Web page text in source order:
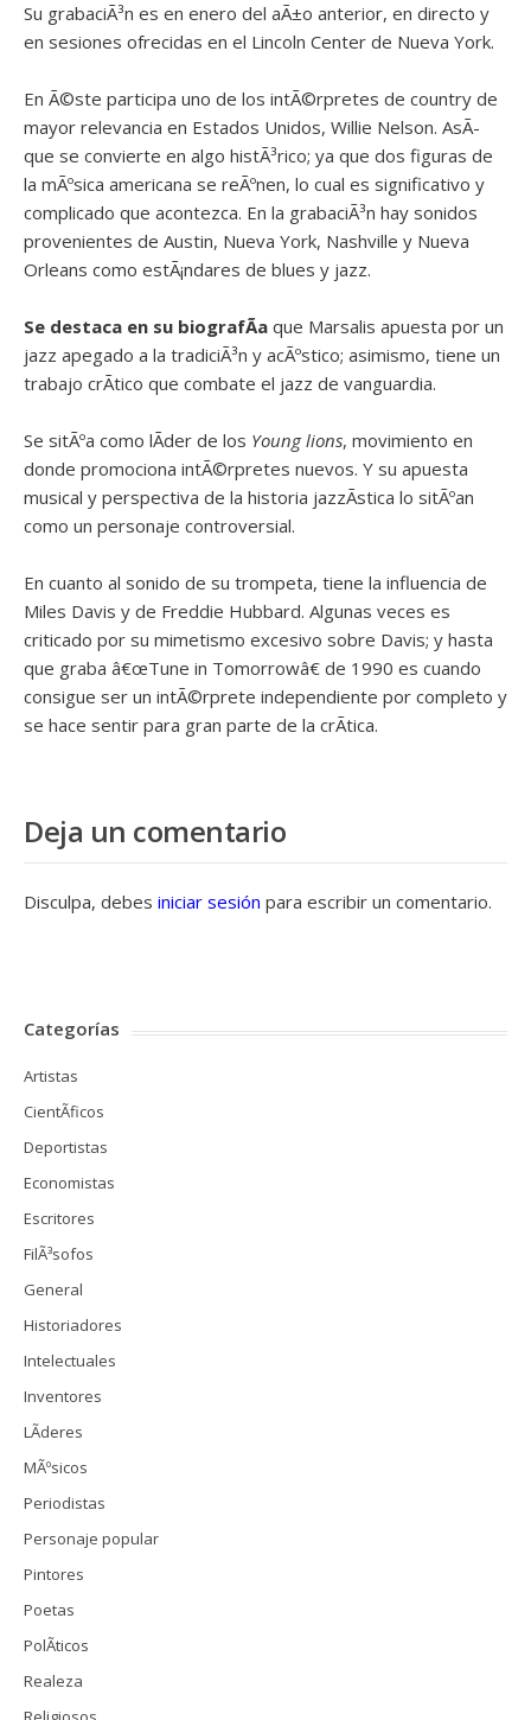
Su grabaciÃ³n es en enero del aÃ±o anterior, en directo y
en sesiones ofrecidas en el Lincoln Center de Nueva York.
En Ã©ste participa uno de los intÃ©rpretes de country de
mayor relevancia en Estados Unidos, Willie Nelson. AsÃ­
que se convierte en algo histÃ³rico; ya que dos figuras de
la mÃºsica americana se reÃºnen, lo cual es significativo y
complicado que acontezca. En la grabaciÃ³n hay sonidos
provenientes de Austin, Nueva York, Nashville y Nueva
Orleans como estÃ¡ndares de blues y jazz.
Se destaca en su biografÃ­a que Marsalis apuesta por un
jazz apegado a la tradiciÃ³n y acÃºstico; asimismo, tiene un
trabajo crÃ­tico que combate el jazz de vanguardia.
Se sitÃºa como lÃ­der de los Young lions, movimiento en
donde promociona intÃ©rpretes nuevos. Y su apuesta
musical y perspectiva de la historia jazzÃ­stica lo sitÃºan
como un personaje controversial.
En cuanto al sonido de su trompeta, tiene la influencia de
Miles Davis y de Freddie Hubbard. Algunas veces es
criticado por su mimetismo excesivo sobre Davis; y hasta
que graba â€œTune in Tomorrowâ€ de 1990 es cuando
consigue ser un intÃ©rprete independiente por completo y
se hace sentir para gran parte de la crÃ­tica.
Deja un comentario
Disculpa, debes iniciar sesión para escribir un comentario.
Categorías
Artistas
CientÃ­ficos
Deportistas
Economistas
Escritores
FilÃ³sofos
General
Historiadores
Intelectuales
Inventores
LÃ­deres
MÃºsicos
Periodistas
Personaje popular
Pintores
Poetas
PolÃ­ticos
Realeza